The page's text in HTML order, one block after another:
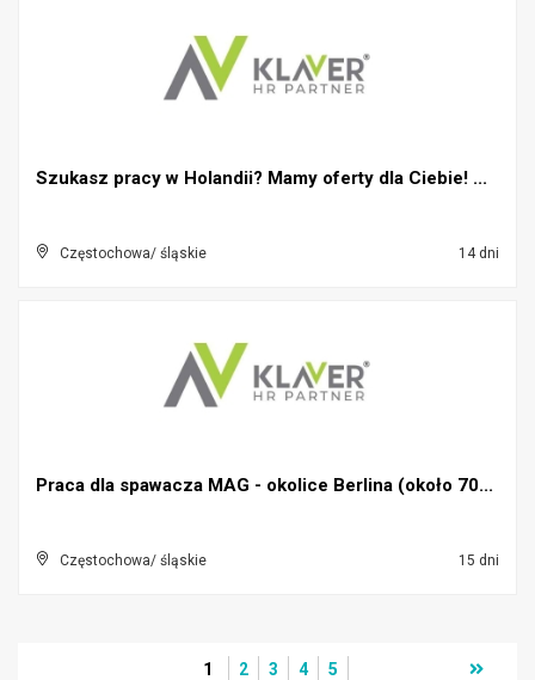
Szukasz pracy w Holandii? Mamy oferty dla Ciebie! ...
Częstochowa/ śląskie 14 dni
Praca dla spawacza MAG - okolice Berlina (około 70...
Częstochowa/ śląskie 15 dni
1 2 3 4 5